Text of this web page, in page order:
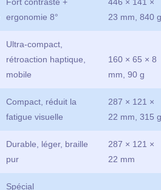
ergonomie 8°
23 mm, 840 g
Ultra-compact,
rétroaction haptique,
mobile
160 × 65 × 8
mm, 90 g
Compact, réduit la
fatigue visuelle
287 × 121 ×
22 mm, 315 g
Durable, léger, braille
pur
287 × 121 ×
22 mm
Spécial